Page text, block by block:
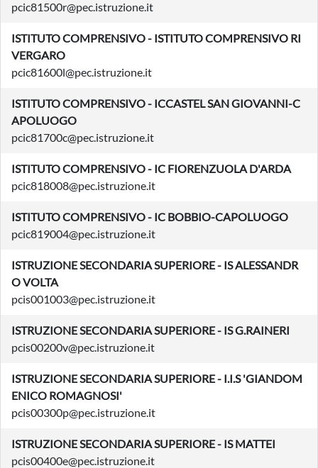
pcic81500r@pec.istruzione.it
ISTITUTO COMPRENSIVO - ISTITUTO COMPRENSIVO RI
VERGARO
pcic81600l@pec.istruzione.it
ISTITUTO COMPRENSIVO - ICCASTEL SAN GIOVANNI-C
APOLUOGO
pcic81700c@pec.istruzione.it
ISTITUTO COMPRENSIVO - IC FIORENZUOLA D'ARDA
pcic818008@pec.istruzione.it
ISTITUTO COMPRENSIVO - IC BOBBIO-CAPOLUOGO
pcic819004@pec.istruzione.it
ISTRUZIONE SECONDARIA SUPERIORE - IS ALESSANDR
O VOLTA
pcis001003@pec.istruzione.it
ISTRUZIONE SECONDARIA SUPERIORE - IS G.RAINERI
pcis00200v@pec.istruzione.it
ISTRUZIONE SECONDARIA SUPERIORE - I.I.S 'GIANDOM
ENICO ROMAGNOSI'
pcis00300p@pec.istruzione.it
ISTRUZIONE SECONDARIA SUPERIORE - IS MATTEI
pcis00400e@pec.istruzione.it